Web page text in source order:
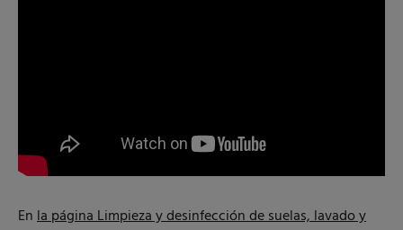
Enla página Limpieza y desinfección de suelas, lavado y